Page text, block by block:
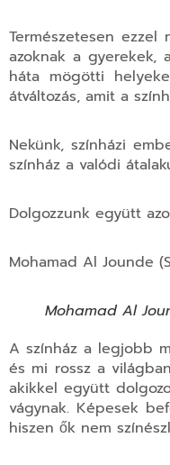
Természetesen
azoknak a gyerekek,
háta mögötti
átváltozás, amit a
Nekünk, színházi
színház a valódi
Dolgozzunk együtt
Mohamad Al Jounde
Mohamad Al
A színház a legjobb
és mi rossz a
akikkel együtt
vágynak. Képesek
hiszen ők nem